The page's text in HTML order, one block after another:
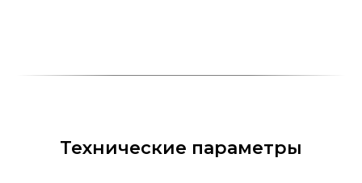
Технические параметры